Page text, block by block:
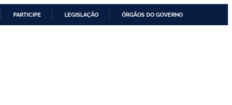
PARTICIPE LEGISLAÇÃO ÓRGÃOS DO GOVERNO